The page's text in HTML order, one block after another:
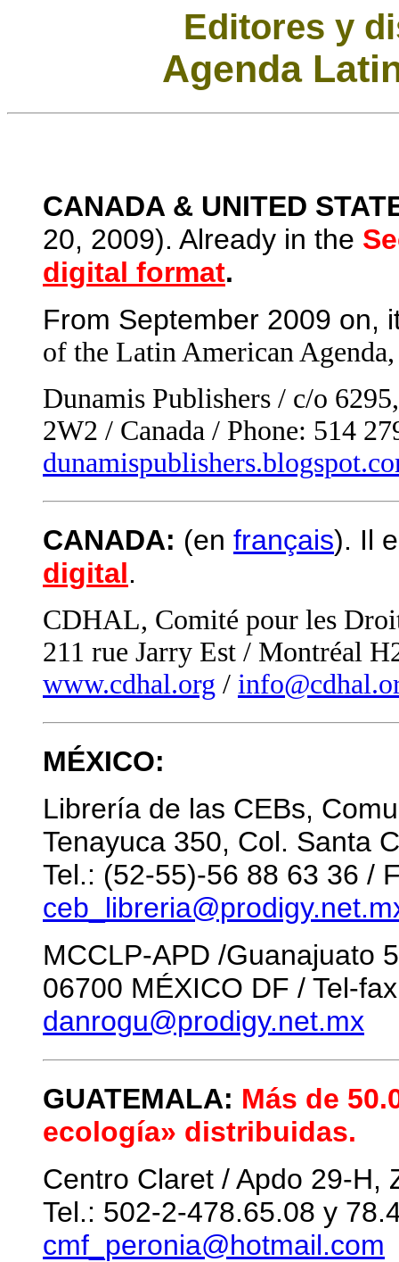
Editores y
Agenda
CANADA & UNITED
20, 2009). Already in the
digital format.
From September 2009 on,
of the Latin American
Dunamis Publishers / c/o
2W2 / Canada / Phone: 514
CANADA: (en français). Il
digital.
CDHAL, Comité pour les
211 rue Jarry Est / Montréal
www.cdhal.org /
MÉXICO:
Librería de las CEBs,
Tenayuca 350, Col. Santa
Tel.: (52-55)-56 88 63 36 /
MCCLP-APD /Guanajuato
06700 MÉXICO DF / Tel-
danrogu@prodigy.net.mx
GUATEMALA: Más de
ecología» distribuidas.
Centro Claret / Apdo 29-H,
Tel.: 502-2-478.65.08 y
cmf_peronia@hotmail.com